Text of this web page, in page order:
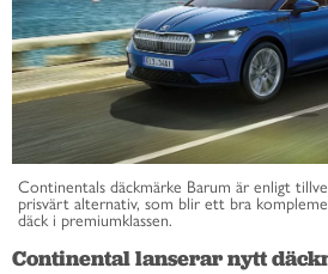
Continentals däckmärke Barum är enligt
prisvärt alternativ, som blir ett bra
däck i premiumklassen.
Continental lanserar nytt